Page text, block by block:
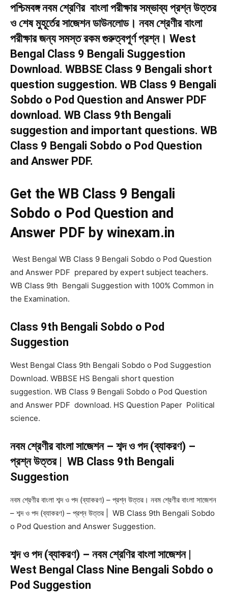
পশ্চিমবঙ্গ নবম শ্রেণির বাংলা পরীক্ষার সম্ভাব্য প্রশ্ন উত্তর
ও শেষ মুহূর্তের সাজেশন ডাউনলোড। নবম শ্রেণীর বাংলা
পরীক্ষার জন্য সমস্ত রকম গুরুত্বপূর্ণ প্রশ্ন। West
Bengal Class 9 Bengali Suggestion
Download. WBBSE Class 9 Bengali short
question suggestion. WB Class 9 Bengali
Sobdo o Pod Question and Answer PDF
download. WB Class 9th Bengali
suggestion and important questions. WB
Class 9 Bengali Sobdo o Pod Question
and Answer PDF.
Get the WB Class 9 Bengali
Sobdo o Pod Question and
Answer PDF by winexam.in
West Bengal WB Class 9 Bengali Sobdo o Pod Question
and Answer PDF prepared by expert subject teachers.
WB Class 9th Bengali Suggestion with 100% Common in
the Examination.
Class 9th Bengali Sobdo o Pod
Suggestion
West Bengal Class 9th Bengali Sobdo o Pod Suggestion
Download. WBBSE HS Bengali short question
suggestion. WB Class 9 Bengali Sobdo o Pod Question
and Answer PDF download. HS Question Paper Political
science.
নবম শ্রেণীর বাংলা সাজেশন – শব্দ ও পদ (ব্যাকরণ) –
প্রশ্ন উত্তর | WB Class 9th Bengali
Suggestion
নবম শ্রেণীর বাংলা শব্দ ও পদ (ব্যাকরণ) – প্রশ্ন উত্তর। নবম শ্রেণীর বাংলা সাজেশন
– শব্দ ও পদ (ব্যাকরণ) – প্রশ্ন উত্তর | WB Class 9th Bengali Sobdo
o Pod Question and Answer Suggestion.
শব্দ ও পদ (ব্যাকরণ) – নবম শ্রেণির বাংলা সাজেশন |
West Bengal Class Nine Bengali Sobdo o
Pod Suggestion